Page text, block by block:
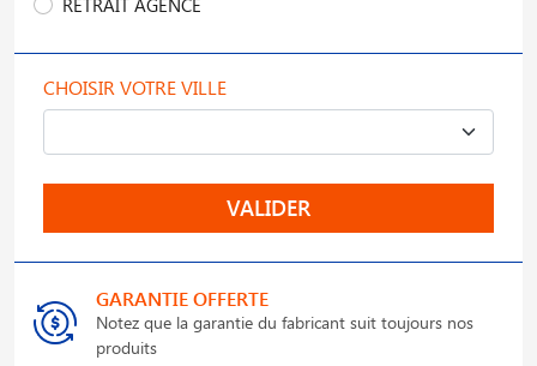
CHOISIR VOTRE VILLE
VALIDER
GARANTIE OFFERTE
Notez que la garantie du fabricant suit toujours nos
produits